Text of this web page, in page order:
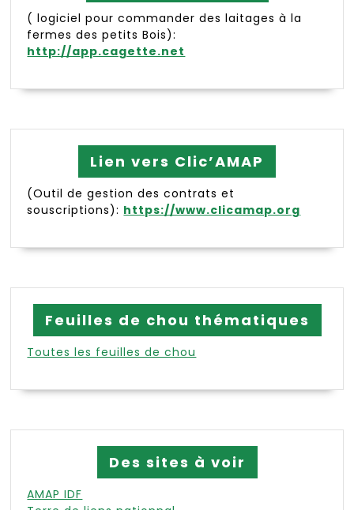
( logiciel pour commander des laitages à la
fermes des petits Bois):
http://app.cagette.net
Lien vers Clic’AMAP
(Outil de gestion des contrats et
souscriptions): https://www.clicamap.org
Feuilles de chou thématiques
Toutes les feuilles de chou
Des sites à voir
AMAP IDF